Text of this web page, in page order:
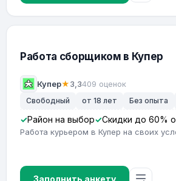
Работа сборщиком в Купер
Купер★3,3409 оценок
Свободный от 18 лет Без опыта
Район на выбор Скидки до 60%
Работа курьером в Купер на своих
Заполнить анкету